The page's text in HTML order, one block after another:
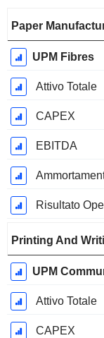
Fiscale:
Dicembre
Paper
UPM Fibres
Attivo Totale
CAPEX
EBITDA
Risultato
Printing And
UPM
Attivo Totale
CAPEX